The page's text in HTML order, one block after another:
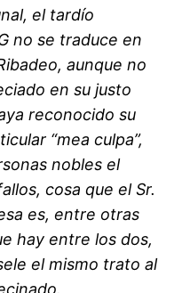
el tardío
no se traduce en
aunque no
en su justo
reconocido su
“mea culpa”,
nobles el
cosa que el Sr.
es, entre otras
hay entre los dos,
el mismo trato al